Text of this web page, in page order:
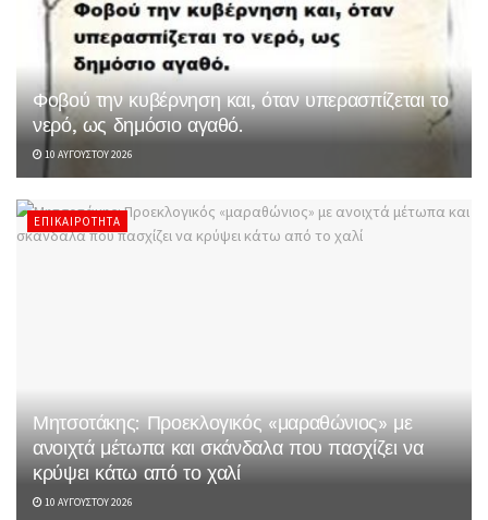
Φοβού την κυβέρνηση και, όταν υπερασπίζεται το
νερό, ως δημόσιο αγαθό.
10 ΑΥΓΟΎΣΤΟΥ 2026
ΕΠΙΚΑΙΡΌΤΗΤΑ
Μητσοτάκης: Προεκλογικός «μαραθώνιος» με
ανοιχτά μέτωπα και σκάνδαλα που πασχίζει να
κρύψει κάτω από το χαλί
10 ΑΥΓΟΎΣΤΟΥ 2026